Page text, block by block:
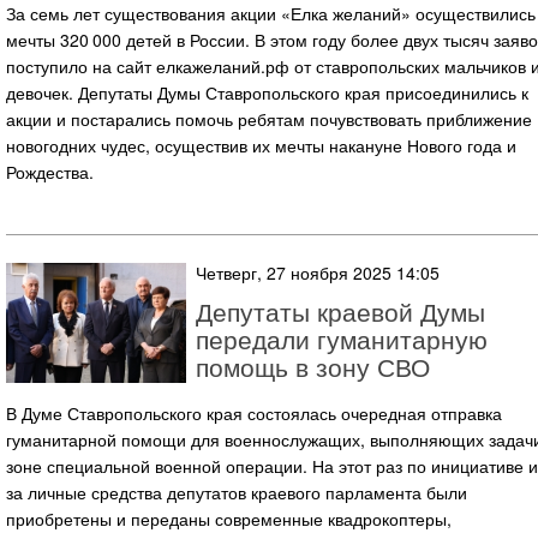
За семь лет существования акции «Елка желаний» осуществились
мечты 320 000 детей в России. В этом году более двух тысяч
поступило на сайт елкажеланий.рф от ставропольских мальчиков
девочек. Депутаты Думы Ставропольского края присоединились к
акции и постарались помочь ребятам почувствовать приближение
новогодних чудес, осуществив их мечты накануне Нового года и
Рождества.
Четверг, 27 ноября 2025 14:05
Депутаты краевой Думы
передали гуманитарную
помощь в зону СВО
В Думе Ставропольского края состоялась очередная отправка
гуманитарной помощи для военнослужащих, выполняющих
зоне специальной военной операции. На этот раз по инициативе и
за личные средства депутатов краевого парламента были
приобретены и переданы современные квадрокоптеры,